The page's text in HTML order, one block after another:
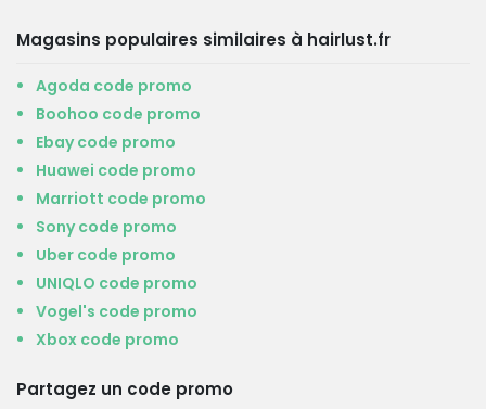
Magasins populaires similaires à hairlust.fr
Agoda code promo
Boohoo code promo
Ebay code promo
Huawei code promo
Marriott code promo
Sony code promo
Uber code promo
UNIQLO code promo
Vogel's code promo
Xbox code promo
Partagez un code promo